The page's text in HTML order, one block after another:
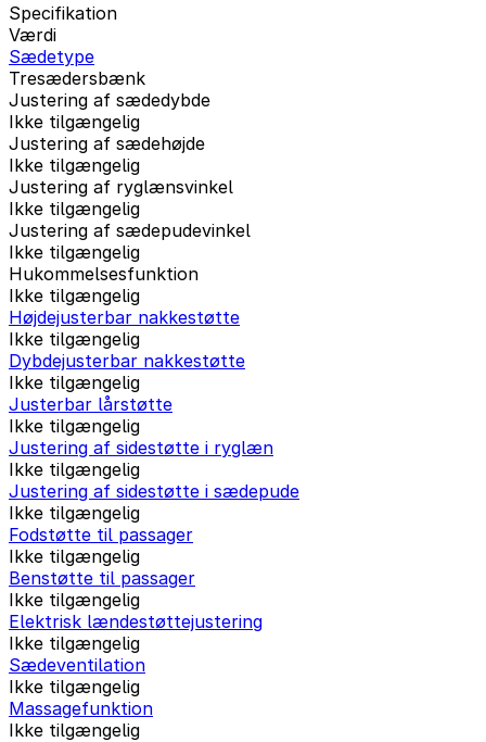
Specifikation
Værdi
Sædetype
Tresædersbænk
Justering af sædedybde
Ikke tilgængelig
Justering af sædehøjde
Ikke tilgængelig
Justering af ryglænsvinkel
Ikke tilgængelig
Justering af sædepudevinkel
Ikke tilgængelig
Hukommelsesfunktion
Ikke tilgængelig
Højdejusterbar nakkestøtte
Ikke tilgængelig
Dybdejusterbar nakkestøtte
Ikke tilgængelig
Justerbar lårstøtte
Ikke tilgængelig
Justering af sidestøtte i ryglæn
Ikke tilgængelig
Justering af sidestøtte i sædepude
Ikke tilgængelig
Fodstøtte til passager
Ikke tilgængelig
Benstøtte til passager
Ikke tilgængelig
Elektrisk lændestøttejustering
Ikke tilgængelig
Sædeventilation
Ikke tilgængelig
Massagefunktion
Ikke tilgængelig